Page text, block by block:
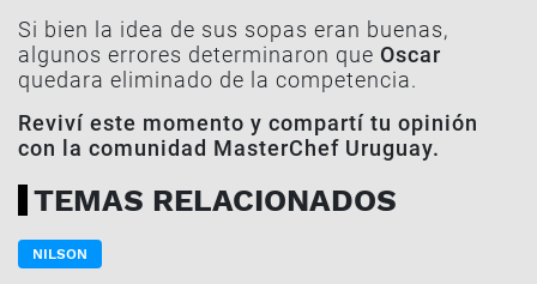
Si bien la idea de sus sopas eran buenas,
algunos errores determinaron que Oscar
quedara eliminado de la competencia.
Reviví este momento y compartí tu opinión
con la comunidad MasterChef Uruguay.
TEMAS RELACIONADOS
NILSON